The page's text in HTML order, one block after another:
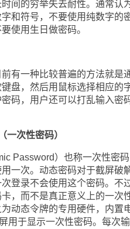
间的穷举失去耐性。通常认
和符号，不要使用纯数字的
使用生日做密码。
一种比较普遍的方法就是
盘，然后用鼠标选择相应的
码，用户还可以打乱输入密
一次性密码）
Password）也称一次性密
一次。动态密码对于截屏破
登录不会使用这个密码。不
，而不是真正意义上的一次
动态令牌的专用硬件，内
用于显示一次性密码。每次